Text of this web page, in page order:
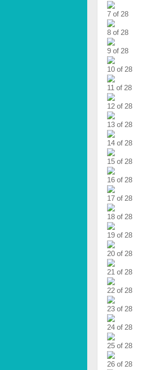
7 of 28
8 of 28
9 of 28
10 of 28
11 of 28
12 of 28
13 of 28
14 of 28
15 of 28
16 of 28
17 of 28
18 of 28
19 of 28
20 of 28
21 of 28
22 of 28
23 of 28
24 of 28
25 of 28
26 of 28